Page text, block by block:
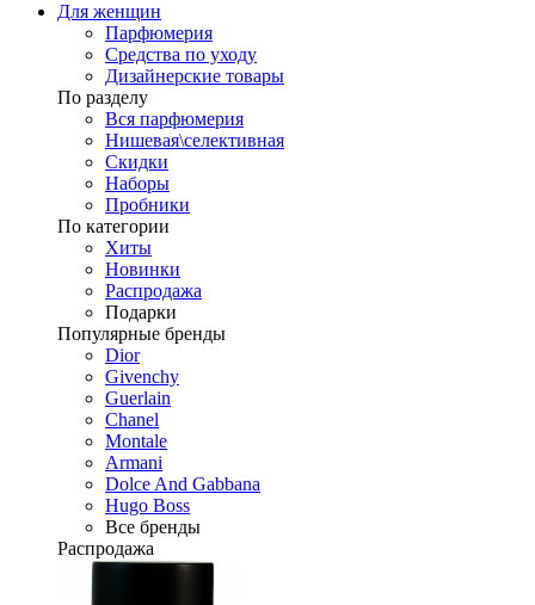
Для женщин
Парфюмерия
Средства по уходу
Дизайнерские товары
По разделу
Вся парфюмерия
Нишевая\селективная
Скидки
Наборы
Пробники
По категории
Хиты
Новинки
Распродажа
Подарки
Популярные бренды
Dior
Givenchy
Guerlain
Chanel
Montale
Armani
Dolce And Gabbana
Hugo Boss
Все бренды
Распродажа